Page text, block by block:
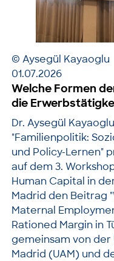
© Aysegül Kayaoglu
01.07.2026
Welche Formen
die
Dr. Aysegül
"Familienpolitik:
und Policy-Lernen"
auf dem 3.
Human Capital in
Madrid den Beitrag
Maternal
Rationed Margin in
gemeinsam von
Madrid (UAM) und